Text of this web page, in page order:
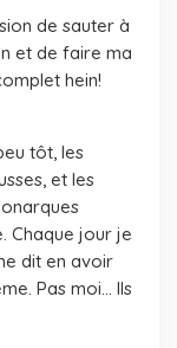
de sauter à
et de faire ma
hein!
tôt, les
et les
Chaque jour je
dit en avoir
Pas moi… Ils